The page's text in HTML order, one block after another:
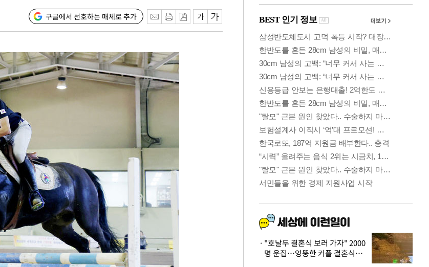
구글에서 선호하는 매체로 추가
"호날두 결혼식 보러 가자" 2000
명 운집…엉뚱한 커플 결혼식에